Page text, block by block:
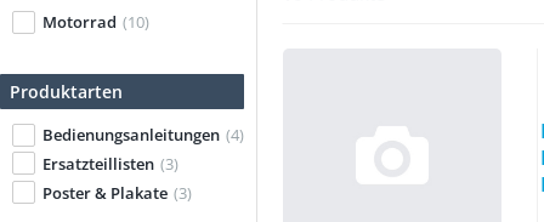
Motorrad (10)
Produktarten
Bedienungsanleitungen (4)
Ersatzteillisten (3)
Poster & Plakate (3)